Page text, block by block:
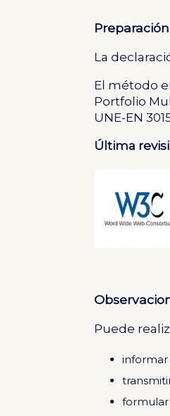
La
El método
Portfolio
UNE-EN
Última
Puede
formular